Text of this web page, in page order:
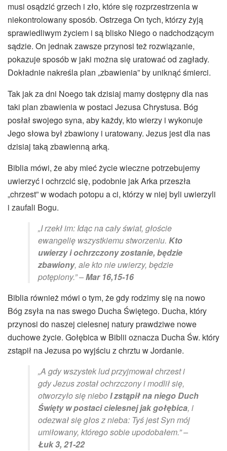
musi osądzić grzech i zło, które się rozprzestrzenia w
niekontrolowany sposób. Ostrzega On tych, którzy żyją
sprawiedliwym życiem i są blisko Niego o nadchodzącym
sądzie. On jednak zawsze przynosi też rozwiązanie,
pokazuje sposób w jaki można się uratować od zagłady.
Dokładnie nakreśla plan „zbawienia” by uniknąć śmierci.
Tak jak za dni Noego tak dzisiaj mamy dostępny dla nas
taki plan zbawienia w postaci Jezusa Chrystusa. Bóg
posłał swojego syna, aby każdy, kto wierzy i wykonuje
Jego słowa był zbawiony i uratowany. Jezus jest dla nas
dzisiaj taką zbawienną arką.
Biblia mówi, że aby mieć życie wieczne potrzebujemy
uwierzyć i ochrzcić się, podobnie jak Arka przeszła
„chrzest” w wodach potopu a ci, którzy w niej byli uwierzyli
i zaufali Bogu.
„I rzekł im: Idąc na cały świat, głoście
ewangelię wszystkiemu stworzeniu. Kto
uwierzy i ochrzczony zostanie, będzie
zbawiony, ale kto nie uwierzy, będzie
potępiony.” –Mar 16,15-16
Biblia również mówi o tym, że gdy rodzimy się na nowo
Bóg zsyła na nas swego Ducha Świętego. Ducha, który
przynosi do naszej cielesnej natury prawdziwe nowe
duchowe życie. Gołębica w Biblii oznacza Ducha Św. który
zstąpił na Jezusa po wyjściu z chrztu w Jordanie.
„A gdy wszystek lud przyjmował chrzest i
gdy Jezus został ochrzczony i modlił się,
otworzyło się nieboI zstąpił na niego Duch
Święty w postaci cielesnej jak gołębica, i
odezwał się głos z nieba: Tyś jest Syn mój
umiłowany, którego sobie upodobałem.” –
Łuk 3, 21-22